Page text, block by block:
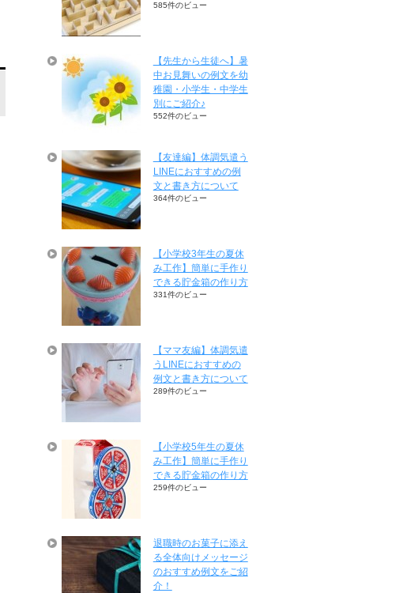
585件のビュー
【先生から生徒へ】暑
中お見舞いの例文を幼
稚園・小学生・中学生
別にご紹介♪
552件のビュー
【友達編】体調気遣う
LINEにおすすめの例
文と書き方について
364件のビュー
【小学校3年生の夏休
み工作】簡単に手作り
できる貯金箱の作り方
331件のビュー
【ママ友編】体調気遣
うLINEにおすすめの
例文と書き方について
289件のビュー
【小学校5年生の夏休
み工作】簡単に手作り
できる貯金箱の作り方
259件のビュー
退職時のお菓子に添え
る全体向けメッセージ
のおすすめ例文をご紹
介！